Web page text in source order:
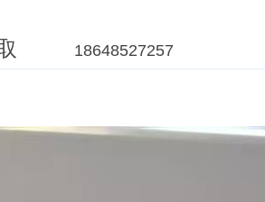
取 18648527257